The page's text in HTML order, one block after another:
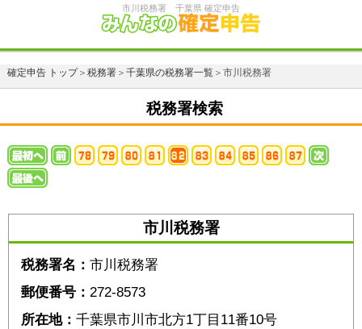
市川税務署 千葉県 確定申告
確定申告 トップ＞ 税務署＞ 千葉県の税務署一覧＞市川税務署
税務署検索
市川税務署
税務署名： 市川税務署
郵便番号： 272-8573
所在地： 千葉県市川市北方1丁目11番10号